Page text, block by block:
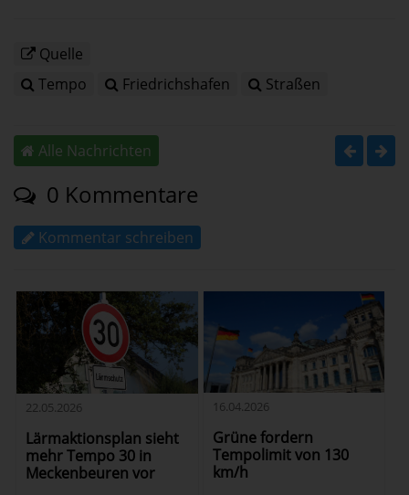
Quelle
Tempo
Friedrichshafen Straßen
Alle Nachrichten
0 Kommentare
Kommentar schreiben
22.05.2026
Lärmaktionsplan sieht
mehr Tempo 30 in
Meckenbeuren vor
16.04.2026
Grüne fordern
Tempolimit von 130
km/h